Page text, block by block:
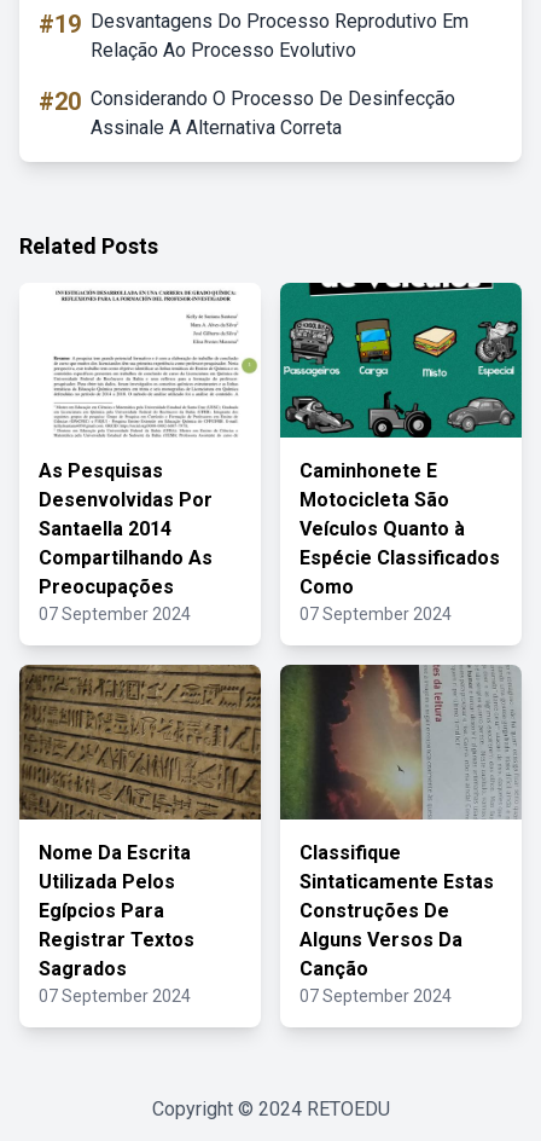
#19 Desvantagens Do Processo Reprodutivo Em
Relação Ao Processo Evolutivo
#20 Considerando O Processo De Desinfecção
Assinale A Alternativa Correta
Related Posts
As Pesquisas
Desenvolvidas Por
Santaella 2014
Compartilhando As
Preocupações
07 September 2024
Caminhonete E
Motocicleta São
Veículos Quanto à
Espécie Classificados
Como
07 September 2024
Nome Da Escrita
Utilizada Pelos
Egípcios Para
Registrar Textos
Sagrados
07 September 2024
Classifique
Sintaticamente Estas
Construções De
Alguns Versos Da
Canção
07 September 2024
Copyright © 2024 RETOEDU